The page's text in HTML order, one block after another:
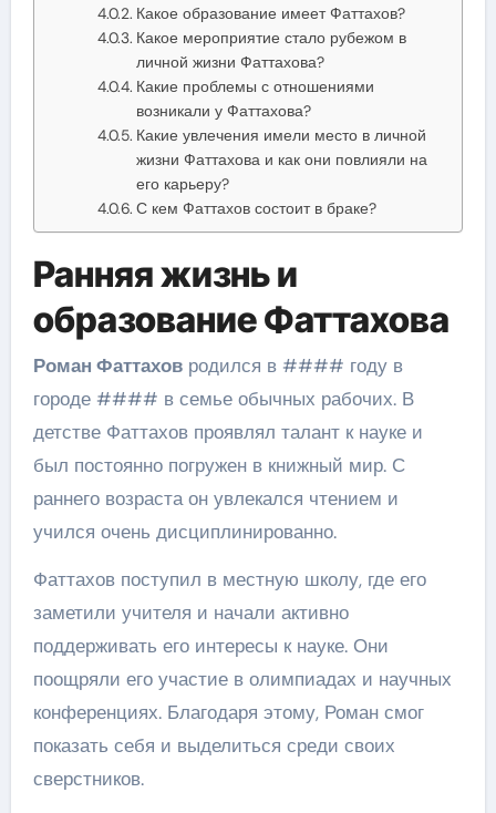
Какое образование имеет Фаттахов?
Какое мероприятие стало рубежом в
личной жизни Фаттахова?
Какие проблемы с отношениями
возникали у Фаттахова?
Какие увлечения имели место в личной
жизни Фаттахова и как они повлияли на
его карьеру?
С кем Фаттахов состоит в браке?
Ранняя жизнь и
образование Фаттахова
Роман Фаттаховродился в #### году в
городе #### в семье обычных рабочих. В
детстве Фаттахов проявлял талант к науке и
был постоянно погружен в книжный мир. С
раннего возраста он увлекался чтением и
учился очень дисциплинированно.
Фаттахов поступил в местную школу, где его
заметили учителя и начали активно
поддерживать его интересы к науке. Они
поощряли его участие в олимпиадах и научных
конференциях. Благодаря этому, Роман смог
показать себя и выделиться среди своих
сверстников.